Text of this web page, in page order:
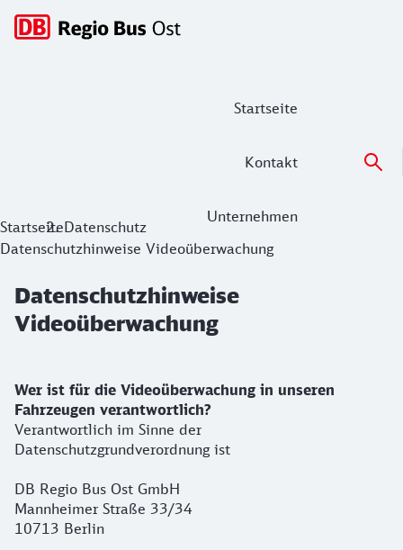
Startseite
Kontakt
Unternehmen
Hauptnavigation
Datenschutzhinweise
StartseiteDatenschutz
Datenschutzhinweise Videoüberwachung
Datenschutzhinweise
Videoüberwachung
Wer ist für die Videoüberwachung in unseren
Fahrzeugen verantwortlich?
Verantwortlich im Sinne der
Datenschutzgrundverordnung ist
DB Regio Bus Ost GmbH
Mannheimer Straße 33/34
10713 Berlin